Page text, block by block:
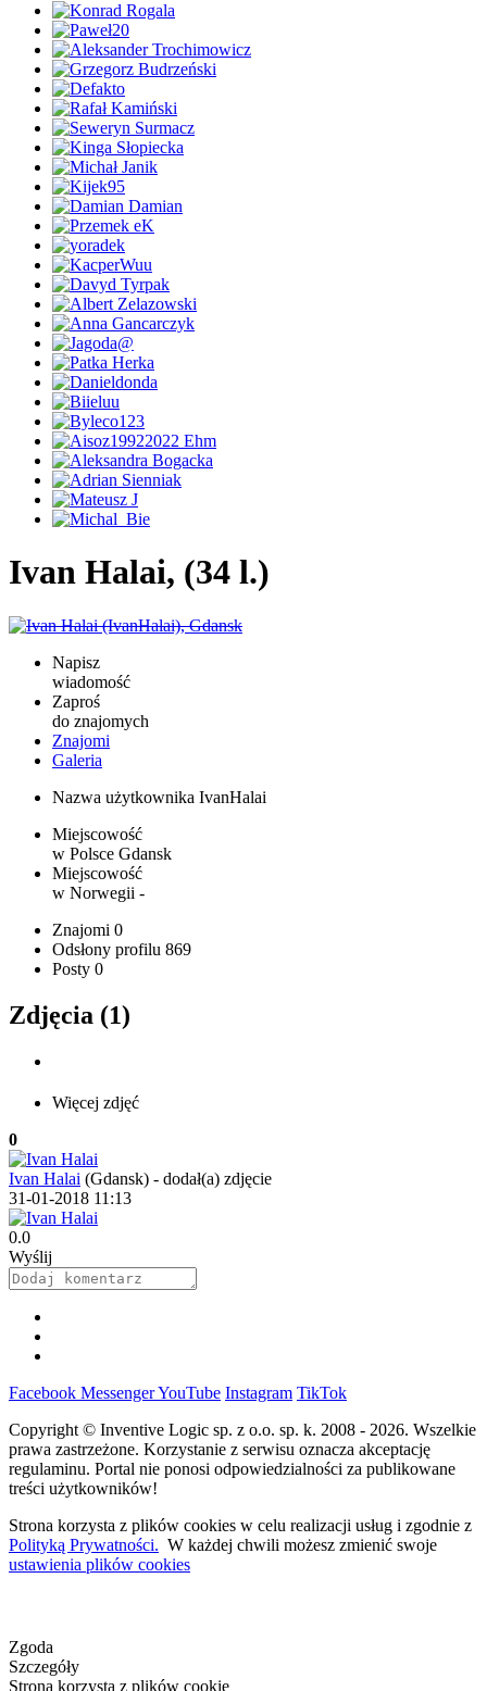
Ivan Halai, (34 l.)
Napisz
wiadomość
Zaproś
do znajomych
Znajomi
Galeria
Nazwa użytkownika IvanHalai
Miejscowość
w Polsce Gdansk
Miejscowość
w Norwegii -
Znajomi 0
Odsłony profilu 869
Posty 0
Zdjęcia (1)
Więcej zdjęć
0
Ivan Halai (Gdansk) - dodał(a) zdjęcie
31-01-2018 11:13
0.0
Wyślij
Facebook MessengerYouTube Instagram TikTok
Copyright © Inventive Logic sp. z o.o. sp. k. 2008 - 2026. Wszelkie
prawa zastrzeżone. Korzystanie z serwisu oznacza akceptację
regulaminu. Portal nie ponosi odpowiedzialności za publikowane
treści użytkowników!
Strona korzysta z plików cookies w celu realizacji usług i zgodnie z
Polityką Prywatności. W każdej chwili możesz zmienić swoje
ustawienia plików cookies
Zgoda
Szczegóły
Strona korzysta z plików cookie